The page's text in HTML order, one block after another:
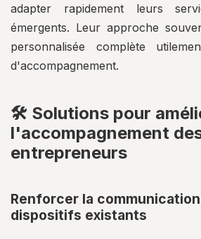
adapter rapidement leurs
émergents. Leur approche
personnalisée complète
d'accompagnement.
🛠️ Solutions pour
l'accompagnement
entrepreneurs
Renforcer la
dispositifs existants